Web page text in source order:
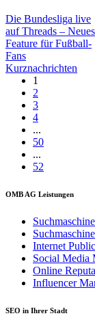
Die Bundesliga live
auf Threads – Neues
Feature für Fußball-
Fans
Kurznachrichten
1
2
3
4
...
50
...
52
OMB AG Leistungen
Internet
Social Media
Online
Influencer
SEO in Ihrer Stadt